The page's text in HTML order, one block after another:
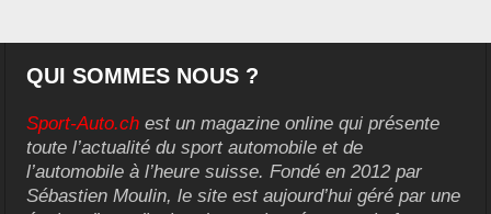
QUI SOMMES NOUS ?
Sport-Auto.ch est un magazine online qui présente
toute l’actualité du sport automobile et de
l’automobile à l’heure suisse. Fondé en 2012 par
Sébastien Moulin, le site est aujourd’hui géré par une